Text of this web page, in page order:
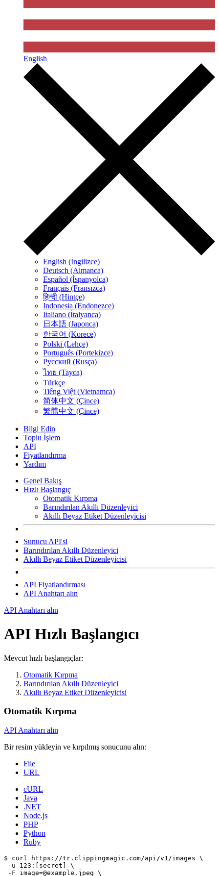
English
English (İngilizce)
Deutsch (Almanca)
Español (İspanyolca)
Français (Fransızca)
हिन्दी (Hintçe)
Indonesia (Endonezce)
Italiano (İtalyanca)
日本語 (Japonca)
한국어 (Korece)
Polski (Lehçe)
Português (Portekizce)
Русский (Rusça)
ไทย (Tayca)
Türkçe
Tiếng Việt (Vietnamca)
简体中文 (Çince)
繁體中文 (Çince)
Bilgi Edin
Toplu İşlem
API
Fiyatlandırma
Yardım
Genel Bakış
Hızlı Başlangıç
Otomatik Kırpma
Barındırılan Akıllı Düzenleyici
Akıllı Beyaz Etiket Düzenleyicisi
Sunucu API'si
Barındırılan Akıllı Düzenleyici
Akıllı Beyaz Etiket Düzenleyicisi
API Fiyatlandırması
API Anahtarı alın
API Anahtarı alın
API Hızlı Başlangıcı
Mevcut hızlı başlangıçlar:
Otomatik Kırpma
Barındırılan Akıllı Düzenleyici
Akıllı Beyaz Etiket Düzenleyicisi
Otomatik Kırpma
API Anahtarı alın
Bir resim yükleyin ve kırpılmış sonucunu alın:
File
URL
cURL
Java
.NET
Node.js
PHP
Python
Ruby
$ curl https://tr.clippingmagic.com/api/v1/images \
-u 123:[secret] \
-F image=@example.jpeg \